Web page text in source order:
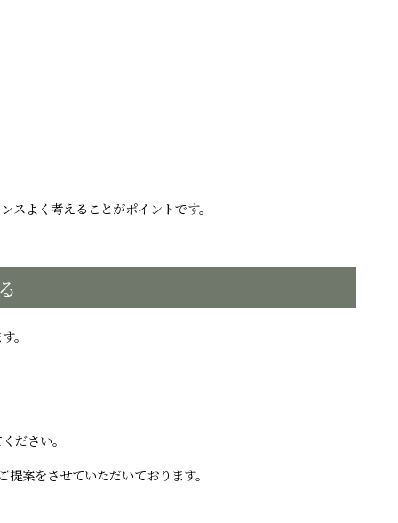
よく考えることがポイントです。
。
ださい。
案をさせていただいております。